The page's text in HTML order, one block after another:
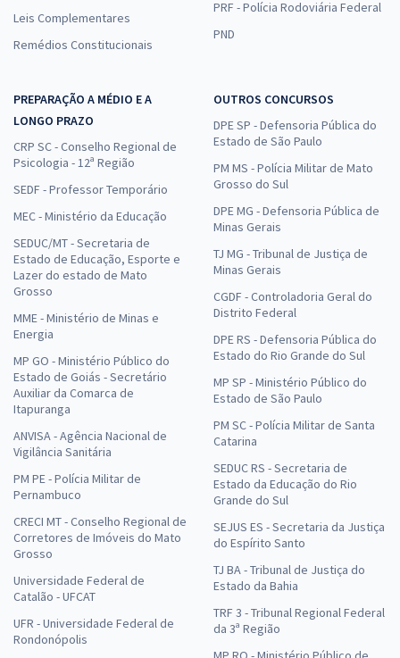
Leis Complementares
Remédios Constitucionais
PRF - Polícia Rodoviária Federal
PND
PREPARAÇÃO A MÉDIO E A
LONGO PRAZO
CRP SC - Conselho Regional de
Psicologia - 12ª Região
SEDF - Professor Temporário
MEC - Ministério da Educação
SEDUC/MT - Secretaria de
Estado de Educação, Esporte e
Lazer do estado de Mato
Grosso
MME - Ministério de Minas e
Energia
MP GO - Ministério Público do
Estado de Goiás - Secretário
Auxiliar da Comarca de
Itapuranga
ANVISA - Agência Nacional de
Vigilância Sanitária
PM PE - Polícia Militar de
Pernambuco
CRECI MT - Conselho Regional de
Corretores de Imóveis do Mato
Grosso
Universidade Federal de
Catalão - UFCAT
UFR - Universidade Federal de
Rondonópolis
OUTROS CONCURSOS
DPE SP - Defensoria Pública do
Estado de São Paulo
PM MS - Polícia Militar de Mato
Grosso do Sul
DPE MG - Defensoria Pública de
Minas Gerais
TJ MG - Tribunal de Justiça de
Minas Gerais
CGDF - Controladoria Geral do
Distrito Federal
DPE RS - Defensoria Pública do
Estado do Rio Grande do Sul
MP SP - Ministério Público do
Estado de São Paulo
PM SC - Polícia Militar de Santa
Catarina
SEDUC RS - Secretaria de
Estado da Educação do Rio
Grande do Sul
SEJUS ES - Secretaria da Justiça
do Espírito Santo
TJ BA - Tribunal de Justiça do
Estado da Bahia
TRF 3 - Tribunal Regional Federal
da 3ª Região